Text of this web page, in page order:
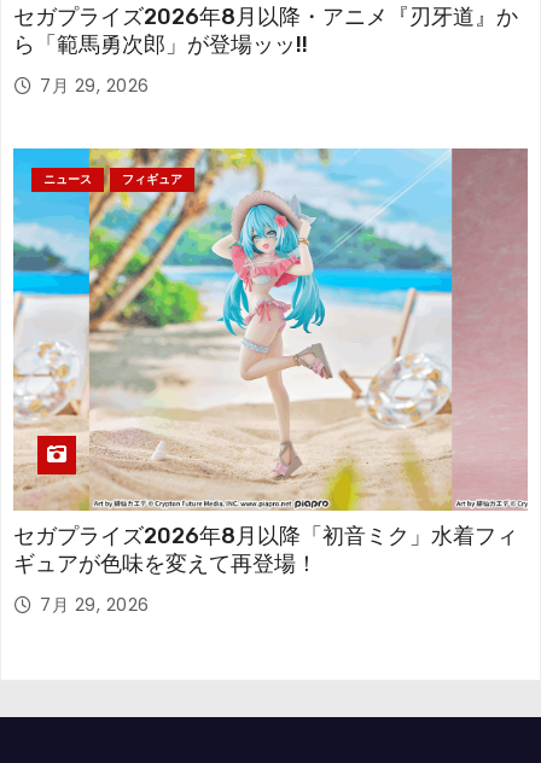
セガプライズ2026年8月以降・アニメ『刃牙道』か
ら「範馬勇次郎」が登場ッッ!!
7月 29, 2026
ニュース フィギュア
セガプライズ2026年8月以降「初音ミク」水着フィ
ギュアが色味を変えて再登場！
7月 29, 2026